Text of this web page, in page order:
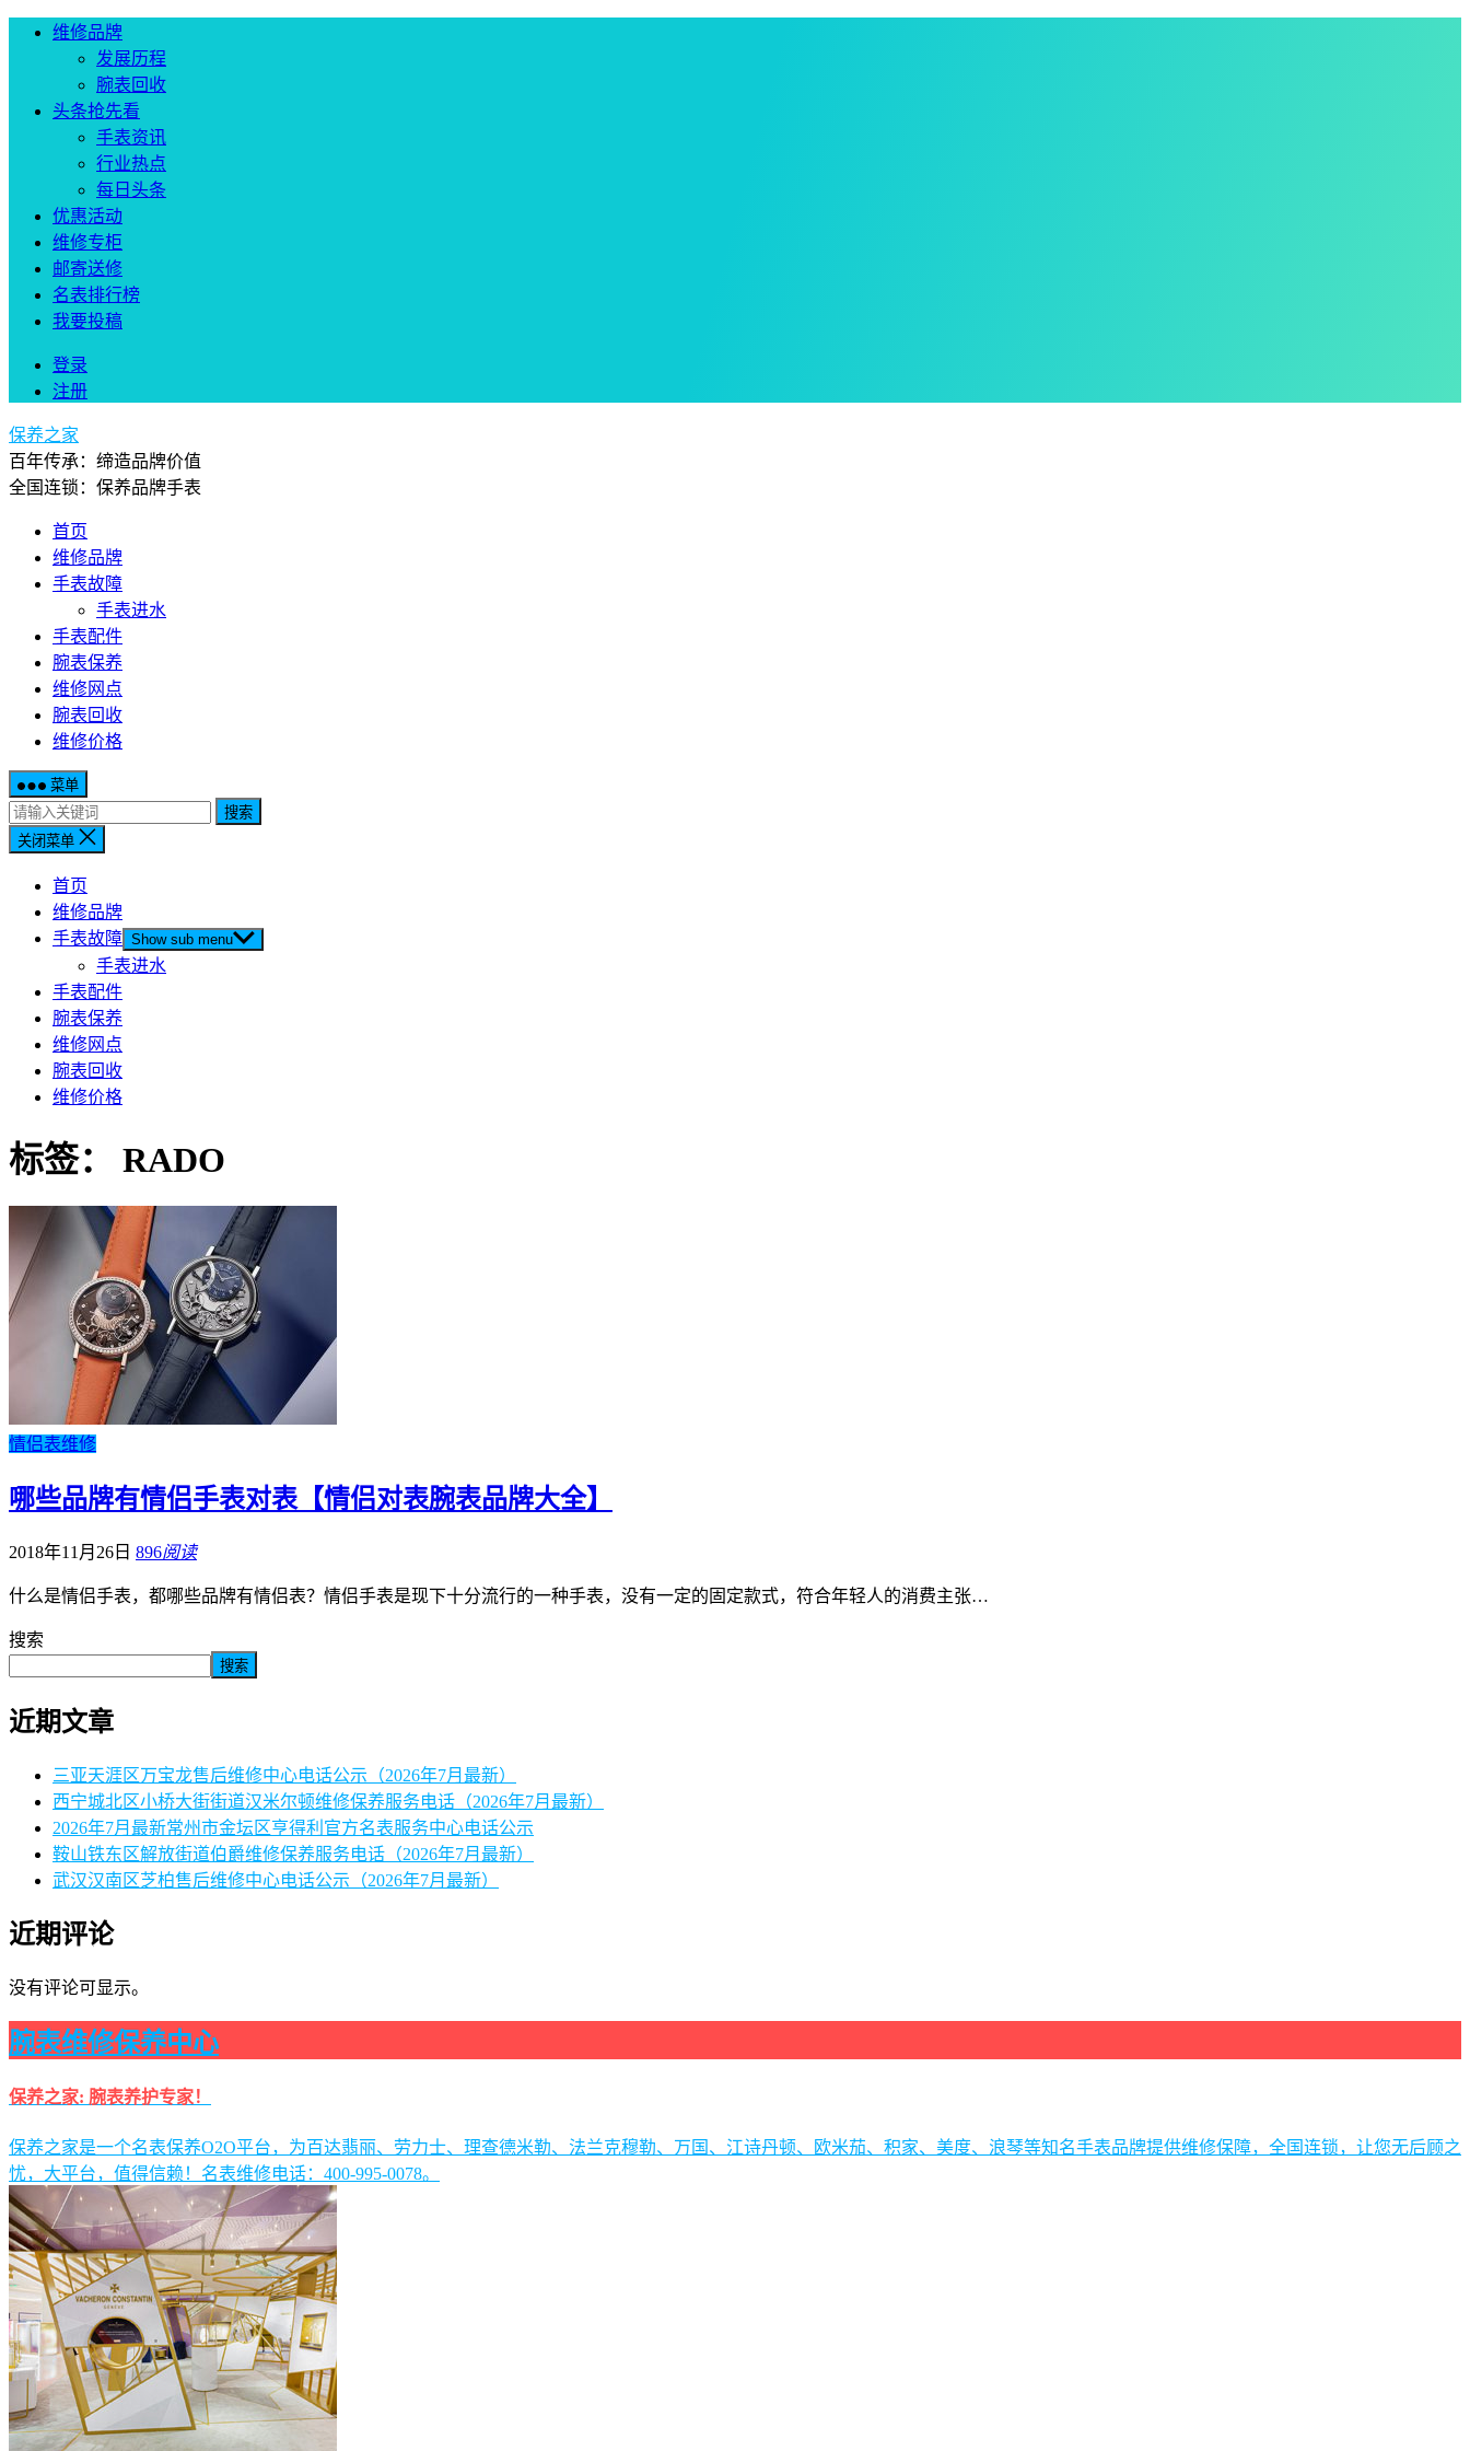
维修品牌
发展历程
腕表回收
头条抢先看
手表资讯
行业热点
每日头条
优惠活动
维修专柜
邮寄送修
名表排行榜
我要投稿
登录
注册
保养之家
百年传承：缔造品牌价值
全国连锁：保养品牌手表
首页
维修品牌
手表故障
手表进水
手表配件
腕表保养
维修网点
腕表回收
维修价格
菜单
搜索
关闭菜单
首页
维修品牌
手表故障 Show sub menu
手表进水
手表配件
腕表保养
维修网点
腕表回收
维修价格
标签： RADO
情侣表维修
哪些品牌有情侣手表对表【情侣对表腕表品牌大全】
2018年11月26日 896阅读
什么是情侣手表，都哪些品牌有情侣表？情侣手表是现下十分流行的一种手表，没有一定的固定款式，符合年轻人的消费主张…
搜索
搜索
近期文章
三亚天涯区万宝龙售后维修中心电话公示（2026年7月最新）
西宁城北区小桥大街街道汉米尔顿维修保养服务电话（2026年7月最新）
2026年7月最新常州市金坛区亨得利官方名表服务中心电话公示
鞍山铁东区解放街道伯爵维修保养服务电话（2026年7月最新）
武汉汉南区芝柏售后维修中心电话公示（2026年7月最新）
近期评论
没有评论可显示。
腕表维修保养中心
保养之家: 腕表养护专家！
保养之家是一个名表保养O2O平台，为百达翡丽、劳力士、理查德米勒、法兰克穆勒、万国、江诗丹顿、欧米茄、积家、美度、浪琴等知名手表品牌提供维修保障，全国连锁，让您无后顾之
忧，大平台，值得信赖！名表维修电话：400-995-0078。